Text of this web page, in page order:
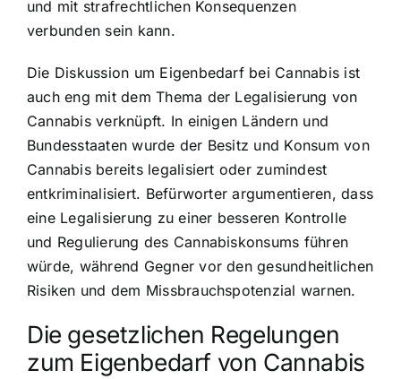
und mit strafrechtlichen Konsequenzen
verbunden sein kann.
Die Diskussion um Eigenbedarf bei Cannabis ist
auch eng mit dem Thema der Legalisierung von
Cannabis verknüpft. In einigen Ländern und
Bundesstaaten wurde der Besitz und Konsum von
Cannabis bereits legalisiert oder zumindest
entkriminalisiert. Befürworter argumentieren, dass
eine Legalisierung zu einer besseren Kontrolle
und Regulierung des Cannabiskonsums führen
würde, während Gegner vor den gesundheitlichen
Risiken und dem Missbrauchspotenzial warnen.
Die gesetzlichen Regelungen
zum Eigenbedarf von Cannabis